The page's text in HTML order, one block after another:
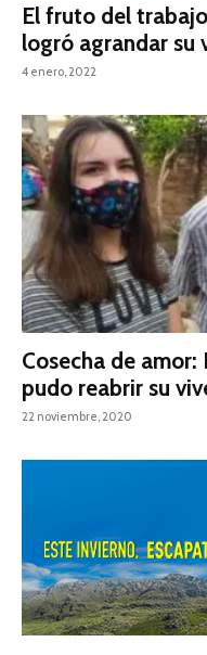
El fruto del
logró agrandar su
4 enero, 2022
Cosecha de
pudo reabrir su
22 noviembre, 2020